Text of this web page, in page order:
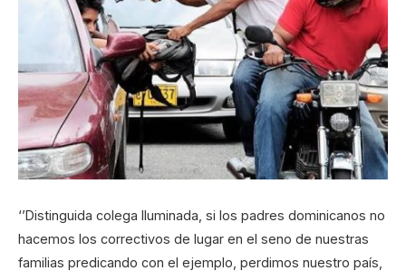
‘’Distinguida colega Iluminada, si los padres dominicanos no
hacemos los correctivos de lugar en el seno de nuestras
familias predicando con el ejemplo, perdimos nuestro país,